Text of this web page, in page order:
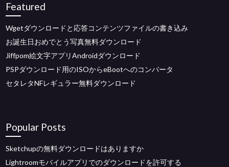
Featured
Wgetダウンロードと応答コンテンツファイルの書き込み
お誕生日おめでとう写真無料ダウンロード
Jiffpom絵文字アプリAndroidダウンロード
PSPダウンロード用のISOからeBootへのコンバータ
セタレタNFレギュラー無料ダウンロード
Popular Posts
Sketchupの無料ダウンロードはありますか
Lightroomモバイルアプリでのダウンロードを許可する